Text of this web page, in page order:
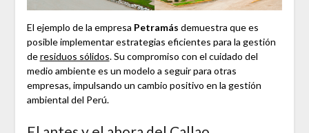
El ejemplo de la empresa Petramás demuestra que es
posible implementar estrategias eficientes para la gestión
deresiduos sólidos. Su compromiso con el cuidado del
medio ambiente es un modelo a seguir para otras
empresas, impulsando un cambio positivo en la gestión
ambiental del Perú.